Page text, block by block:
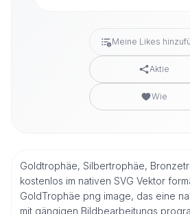
Meine Likes
Aktie
Wie
Goldtrophäe, Silbertrophäe,
kostenlos im nativen SVG Vektor
GoldTrophäe png image, das eine
mit gängigen Bildbearbeitungs